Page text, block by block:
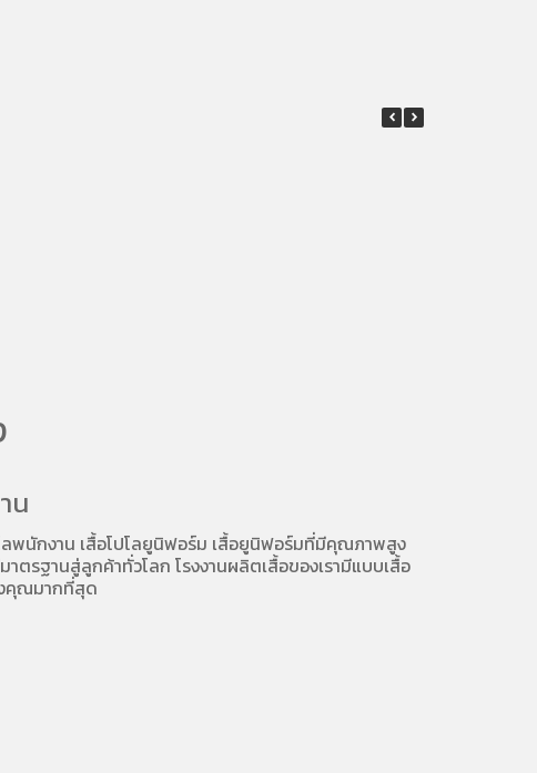
น
ลพนักงาน เสื้อโปโลยูนิฟอร์ม เสื้อยูนิฟอร์มที่มีคุณภาพสูง
รฐานสู่ลูกค้าทั่วโลก โรงงานผลิตเสื้อของเรามีแบบเสื้อ
งคุณมากที่สุด